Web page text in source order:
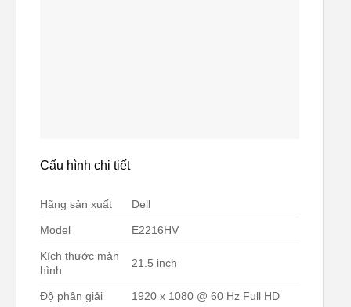
Cấu hình chi tiết
Hãng sản xuất Dell
Model E2216HV
Kích thước màn
hình
21.5 inch
Độ phân giải 1920 x 1080 @ 60 Hz Full HD